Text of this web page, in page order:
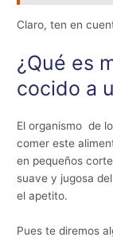
Claro, ten en
¿Qué es
cocido a
El organismo de
comer este
en pequeños
suave y jugosa
el apetito.
Pues te diremos